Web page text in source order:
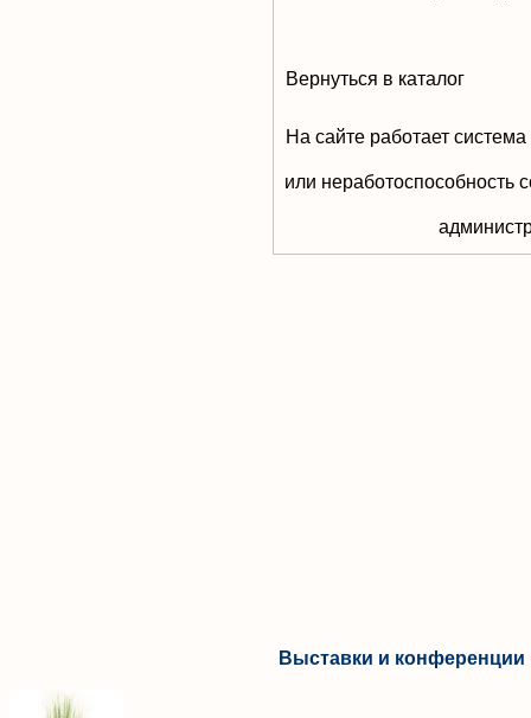
Вернуться в каталог
На сайте работает
или неработоспособность
Выставки и конференции